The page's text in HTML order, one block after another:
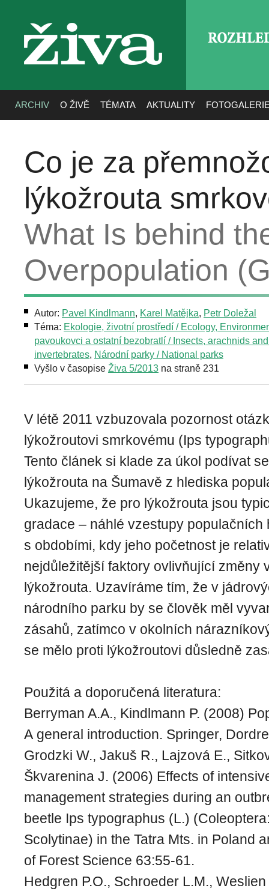
živa
ARCHIV O ŽIVĚ TÉMATA AKTUALITY
Co je za
lýkožrouta
What Is behind
Overpopulation
Autor: Pavel Kindlmann, Karel Matějka, Petr Doležal
Téma: Ekologie, životní prostředí / Ecology,
pavoukovci a ostatní bezobratlí / Insects, arachnids
invertebrates, Národní parky / National parks
Vyšlo v časopise Živa 5/2013 na straně 231
V létě 2011 vzbuzovala pozornost
lýkožroutovi smrkovému (Ips
Tento článek si klade za úkol podívat
lýkožrouta na Šumavě z hlediska
Ukazujeme, že pro lýkožrouta jsou
gradace – náhlé vzestupy populačních
s obdobími, kdy jeho početnost je
nejdůležitější faktory ovlivňující změny
lýkožrouta. Uzavíráme tím, že v
národního parku by se člověk měl
zásahů, zatímco v okolních
se mělo proti lýkožroutovi důsledně
Použitá a doporučená literatura:
Berryman A.A., Kindlmann P. (2008)
A general introduction. Springer,
Grodzki W., Jakuš R., Lajzová E.,
Škvarenina J. (2006) Effects of
management strategies during an
beetle Ips typographus (L.)
Scolytinae) in the Tatra Mts. in Poland
of Forest Science 63:55-61.
Hedgren P.O., Schroeder L.M.,